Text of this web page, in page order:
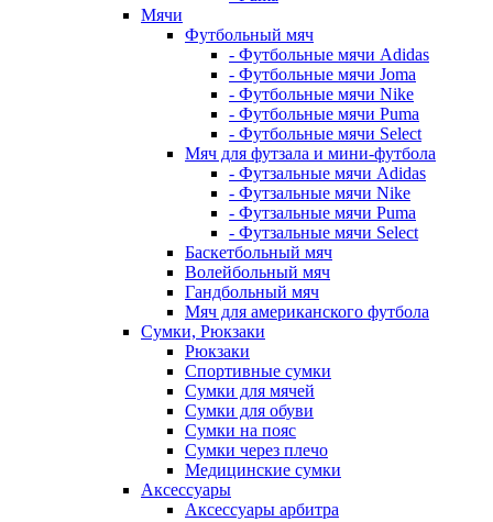
Мячи
Футбольный мяч
- Футбольные мячи Adidas
- Футбольные мячи Joma
- Футбольные мячи Nike
- Футбольные мячи Puma
- Футбольные мячи Select
Мяч для футзала и мини-футбола
- Футзальные мячи Adidas
- Футзальные мячи Nike
- Футзальные мячи Puma
- Футзальные мячи Select
Баскетбольный мяч
Волейбольный мяч
Гандбольный мяч
Мяч для американского футбола
Сумки, Рюкзаки
Рюкзаки
Спортивные сумки
Сумки для мячей
Сумки для обуви
Сумки на пояс
Сумки через плечо
Медицинские сумки
Аксессуары
Аксессуары арбитра